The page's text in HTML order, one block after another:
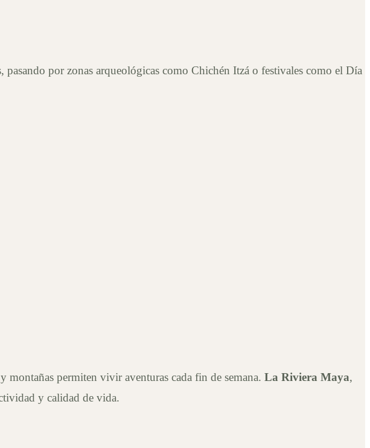
por zonas arqueológicas como Chichén Itzá o festivales como el Día
montañas permiten vivir aventuras cada fin de semana. La Riviera Maya,
y calidad de vida.